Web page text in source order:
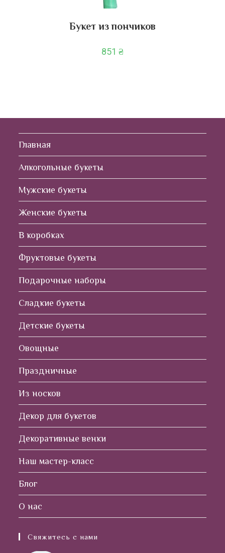
Букет из пончиков
851 ₴
Главная
Алкогольные букеты
Мужские букеты
Женские букеты
В коробках
Фруктовые букеты
Подарочные наборы
Сладкие букеты
Детские букеты
Овощные
Праздничные
Из носков
Декор для букетов
Декоративные венки
Наш мастер-класс
Блог
О нас
Свяжитесь с нами